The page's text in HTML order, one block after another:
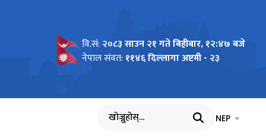
वि.सं: २०८३ साउन २१ गते बिहीबार, १२:४७ बजे
नेपाल संवत: ११४६ दिल्लागा अष्टमी - २३
खोज्नुहोस् भाषा चयन
NEP